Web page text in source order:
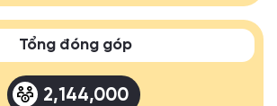
Tổng đóng góp
2,144,000